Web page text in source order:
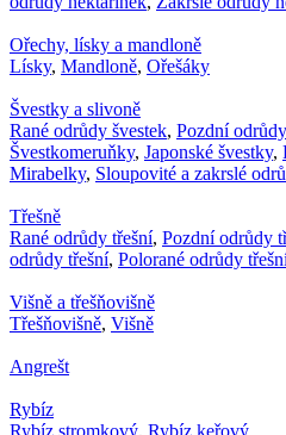
Ořechy, lísky a mandloně
Lísky, Mandloně, Ořešáky
Švestky a slivoně
Rané odrůdy švestek, Pozdní
Švestkomeruňky, Japonské švestky,
Mirabelky, Sloupovité a zakrslé
Třešně
Rané odrůdy třešní, Pozdní odrůdy
odrůdy třešní, Polorané odrůdy
Višně a třešňovišně
Třešňovišně, Višně
Angrešt
Rybíz
Rybíz stromkový, Rybíz keřový